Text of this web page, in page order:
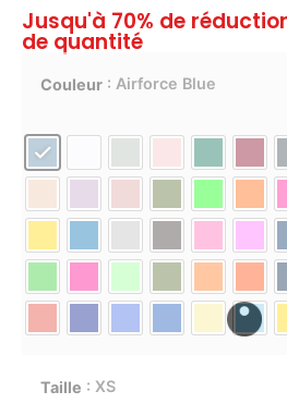
Jusqu'à 70% de
de quantité
Couleur : Airforce Blue
Taille : XS